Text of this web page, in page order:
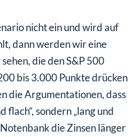
nicht ein und wird auf
dann werden wir eine
die den S&P 500
bis 3.000 Punkte drücken
die Argumentationen, dass
flach“, sondern „lang und
die Zinsen länger